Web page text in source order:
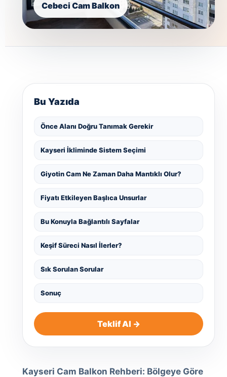
Cebeci Cam Balkon
Bu Yazıda
Önce Alanı Doğru Tanımak Gerekir
Kayseri İkliminde Sistem Seçimi
Giyotin Cam Ne Zaman Daha Mantıklı Olur?
Fiyatı Etkileyen Başlıca Unsurlar
Bu Konuyla Bağlantılı Sayfalar
Keşif Süreci Nasıl İlerler?
Sık Sorulan Sorular
Sonuç
Teklif Al →
Kayseri Cam Balkon Rehberi: Bölgeye Göre